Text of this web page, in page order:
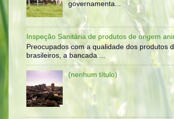
governamenta...
Inspeção Sanitária de produtos de origem
Preocupados com a qualidade dos produtos
brasileiros, a bancada ...
(nenhum título)